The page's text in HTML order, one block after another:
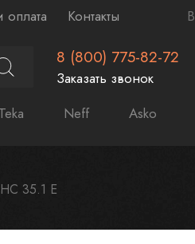
оплата Контакты
8 (800) 775-82-72
Заказать звонок
Teka Neff Asko
35.1 E